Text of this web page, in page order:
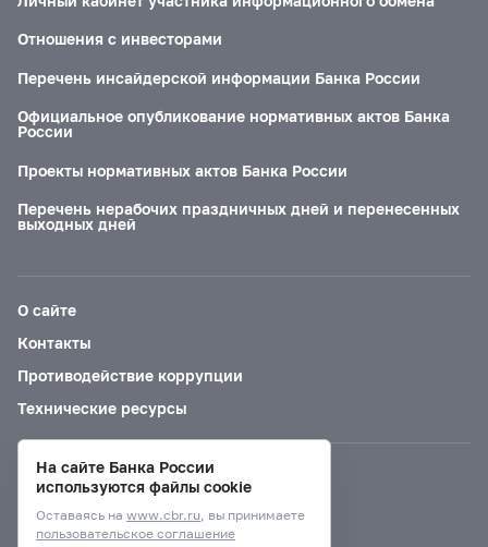
Отношения с инвесторами
Перечень инсайдерской информации Банка России
Официальное опубликование нормативных актов Банка
России
Проекты нормативных актов Банка России
Перечень нерабочих праздничных дней и перенесенных
выходных дней
О сайте
Контакты
Противодействие коррупции
Технические ресурсы
Версия для слабовидящих
На сайте Банка России
используются файлы cookie
Оставаясь на www.cbr.ru, вы принимаете
пользовательское соглашение